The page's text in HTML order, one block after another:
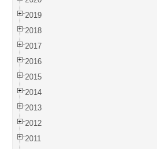
2019
2018
2017
2016
2015
2014
2013
2012
2011